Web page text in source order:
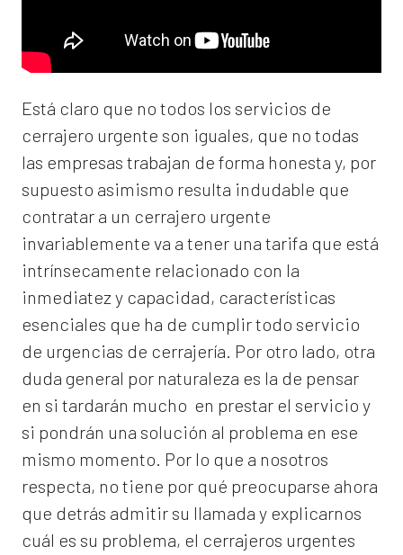
Está claro que no todos los servicios de
cerrajero urgente son iguales, que no todas
las empresas trabajan de forma honesta y, por
supuesto asimismo resulta indudable que
contratar a un cerrajero urgente
invariablemente va a tener una tarifa que está
intrínsecamente relacionado con la
inmediatez y capacidad, características
esenciales que ha de cumplir todo servicio
de urgencias de cerrajería. Por otro lado, otra
duda general por naturaleza es la de pensar
en si tardarán mucho en prestar el servicio y
si pondrán una solución al problema en ese
mismo momento. Por lo que a nosotros
respecta, no tiene por qué preocuparse ahora
que detrás admitir su llamada y explicarnos
cuál es su problema, el cerrajeros urgentes